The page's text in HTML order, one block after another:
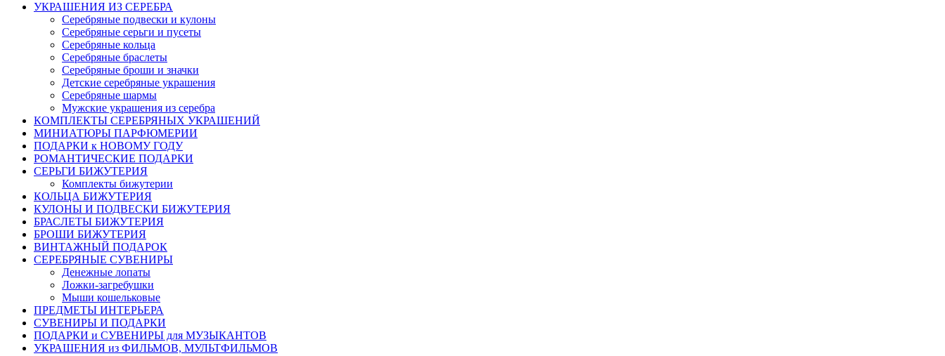
УКРАШЕНИЯ ИЗ СЕРЕБРА
Серебряные подвески и кулоны
Серебряные серьги и пусеты
Серебряные кольца
Серебряные браслеты
Серебряные броши и значки
Детские серебряные украшения
Серебряные шармы
Мужские украшения из серебра
КОМПЛЕКТЫ СЕРЕБРЯНЫХ УКРАШЕНИЙ
МИНИАТЮРЫ ПАРФЮМЕРИИ
ПОДАРКИ к НОВОМУ ГОДУ
РОМАНТИЧЕСКИЕ ПОДАРКИ
СЕРЬГИ БИЖУТЕРИЯ
Комплекты бижутерии
КОЛЬЦА БИЖУТЕРИЯ
КУЛОНЫ И ПОДВЕСКИ БИЖУТЕРИЯ
БРАСЛЕТЫ БИЖУТЕРИЯ
БРОШИ БИЖУТЕРИЯ
ВИНТАЖНЫЙ ПОДАРОК
СЕРЕБРЯНЫЕ СУВЕНИРЫ
Денежные лопаты
Ложки-загребушки
Мыши кошельковые
ПРЕДМЕТЫ ИНТЕРЬЕРА
СУВЕНИРЫ И ПОДАРКИ
ПОДАРКИ и СУВЕНИРЫ для МУЗЫКАНТОВ
УКРАШЕНИЯ из ФИЛЬМОВ, МУЛЬТФИЛЬМОВ